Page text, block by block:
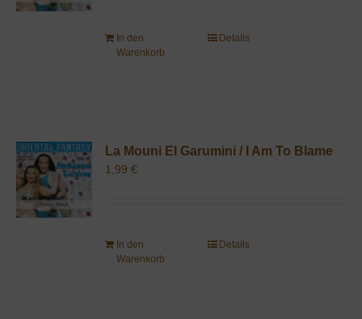
In den
Warenkorb
Details
La Mouni El Garumini / I Am To Blame
1,99€
In den
Warenkorb
Details